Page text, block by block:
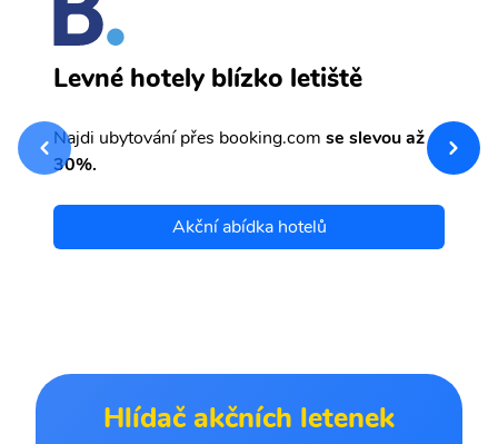
Levné hotely blízko letiště
Najdi ubytování přes booking.com se slevou až
30%.
Akční abídka hotelů
Hlídač akčních letenek